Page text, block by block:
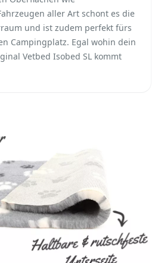
aller Art schont es die
und ist zudem perfekt fürs
Campingplatz. Egal wohin dein
Vetbed Isobed SL kommt